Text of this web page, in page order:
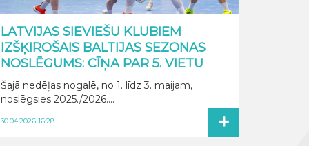
LATVIJAS SIEVIEŠU KLUBIEM
IZŠĶIROŠAIS BALTIJAS SEZONAS
NOSLĒGUMS: CĪŅA PAR 5. VIETU
Šajā nedēļas nogalē, no 1. līdz 3. maijam,
noslēgsies 2025./2026....
30.04.2026 16:28 +